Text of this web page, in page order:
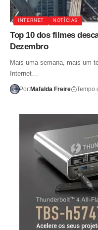
INTERNET NOTÍCIAS
Top 10 dos filmes
Dezembro
Mais uma semana, mais um
Internet…
Por:Mafalda Freire Tempo